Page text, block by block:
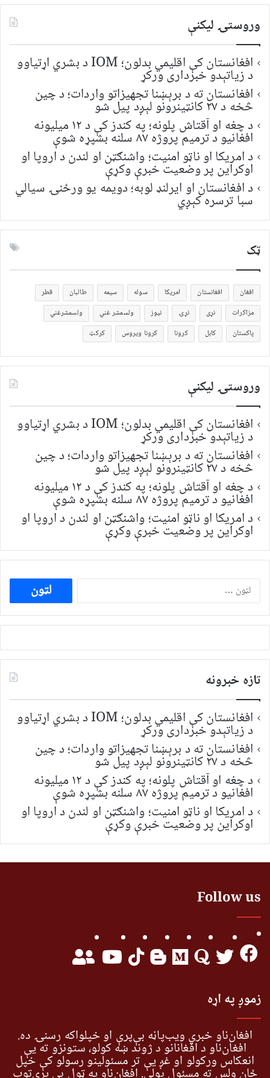
وروستۍ ليکنې
افغانستان کې اقلیمي بدلون؛ IOM د بشري اړتیاوو
د زیاتېدو خبرداری ورکړ
افغانستان ته د برېښنا تجهیزاتو واردات؛ د چین
څخه د ۲۷ کانټینرونو لېږد پیل شو
د چغه او آقتاش پلونه؛ په کندز کې د ۱۲ میلیونه
افغانیو د ترمیم پروژه ۸۷ سلنه بشپړه شوې
د امریکا او ناټو امنیت؛ واشنګټن او لندن د اروپا او
اوکراین پر وضعیت خبرې وکړې
د افغانستان او ایرلنډ لوبه؛ دویمه یو ورځنۍ سیالي
سبا ترسره کېږي
ټک
افغان افغانستان امریکا سوله سیمه طالبان
قطر
مزاکرات
نړی نړۍ نیوز ولسمشر غني
ولسمشرغني
پاکستان
کابل کرونا کرونا ویروس کرکټ
وروستۍ ليکنې
افغانستان کې اقلیمي بدلون؛ IOM د بشري اړتیاوو
د زیاتېدو خبرداری ورکړ
افغانستان ته د برېښنا تجهیزاتو واردات؛ د چین
څخه د ۲۷ کانټینرونو لېږد پیل شو
د چغه او آقتاش پلونه؛ په کندز کې د ۱۲ میلیونه
افغانیو د ترمیم پروژه ۸۷ سلنه بشپړه شوې
د امریکا او ناټو امنیت؛ واشنګټن او لندن د اروپا او
اوکراین پر وضعیت خبرې وکړې
ددی
لپاره
لټون:
تازه خبرونه
افغانستان کې اقلیمي بدلون؛ IOM د بشري اړتیاوو
د زیاتېدو خبرداری ورکړ
افغانستان ته د برېښنا تجهیزاتو واردات؛ د چین
څخه د ۲۷ کانټینرونو لېږد پیل شو
د چغه او آقتاش پلونه؛ په کندز کې د ۱۲ میلیونه
افغانیو د ترمیم پروژه ۸۷ سلنه بشپړه شوې
د امریکا او ناټو امنیت؛ واشنګټن او لندن د اروپا او
اوکراین پر وضعیت خبرې وکړې
Follow us
زموږ په اړه
افغان‌ناو خبري ویب‌پاڼه بې‌پرې او خپلواکه رسنۍ ده.
افغان‌ناو د افغانانو د ژوند ښه کولو، ستونزو ته یې
انعکاس ورکولو او غږ یې تر مسئولینو رسولو کې خپل